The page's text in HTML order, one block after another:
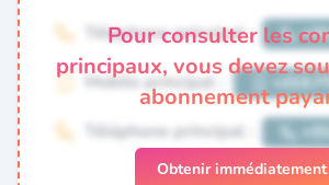
Pour consulter les
principaux, vous devez
abonnement
Obtenir immédiatement